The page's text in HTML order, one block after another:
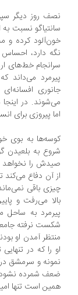
روز دیگر سپری
نسبت به این
کرده و
دارد، احساس
خط‌های
می‌داند که
افسانه‌ای
در اینجا
پیروزی برای انسان
به بوی خون
به بلعیدن گوشت
را نخواهد
آن دفاع می‌کند تا بر
باقی نمی‌ماند جز
می‌رفت و پایین
به ساحل
نرفته جامعه را
آمدن او بودند
را که در تنهایی
و سرمشق درآورد.
شمرده نشود؛
است تنها امیدِ